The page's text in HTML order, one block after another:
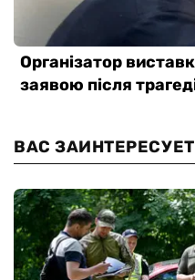
ВАС ЗАИНТЕРЕСУЕТ